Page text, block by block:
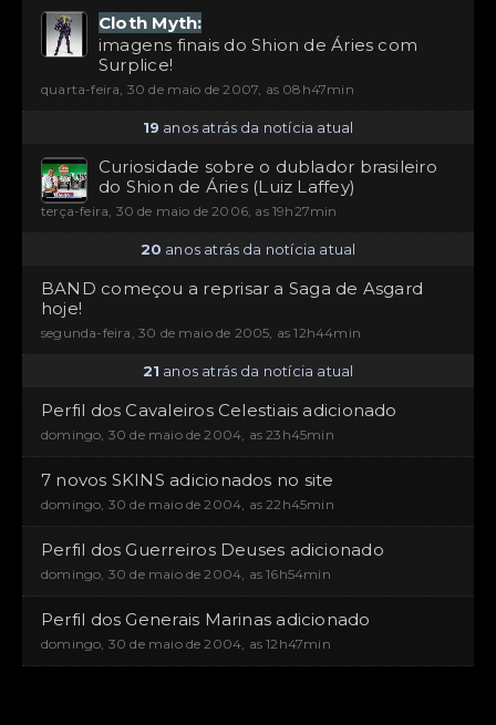
Cloth Myth:
imagens finais do Shion de Áries com
Surplice!
quarta-feira, 30 de maio de 2007, as 08h47min
19 anos atrás da notícia atual
Curiosidade sobre o dublador brasileiro
do Shion de Áries (Luiz Laffey)
terça-feira, 30 de maio de 2006, as 19h27min
20 anos atrás da notícia atual
BAND começou a reprisar a Saga de Asgard
hoje!
segunda-feira, 30 de maio de 2005, as 12h44min
21 anos atrás da notícia atual
Perfil dos Cavaleiros Celestiais adicionado
domingo, 30 de maio de 2004, as 23h45min
7 novos SKINS adicionados no site
domingo, 30 de maio de 2004, as 22h45min
Perfil dos Guerreiros Deuses adicionado
domingo, 30 de maio de 2004, as 16h54min
Perfil dos Generais Marinas adicionado
domingo, 30 de maio de 2004, as 12h47min